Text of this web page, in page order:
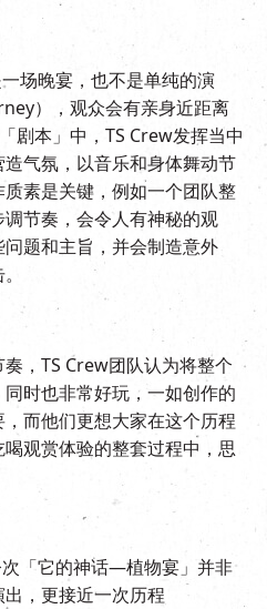
场晚宴，也不是单纯的演
），观众会有亲身近距离
剧本」中，TS Crew发挥当中
气氛，以音乐和身体舞动节
素是关键，例如一个团队整
节奏，会令人有神秘的观
题和主旨，并会制造意外
，TS Crew团队认为将整个
时也非常好玩，一如创作的
而他们更想大家在这个历程
观赏体验的整套过程中，思
「它的神话—植物宴」并非
，更接近一次历程